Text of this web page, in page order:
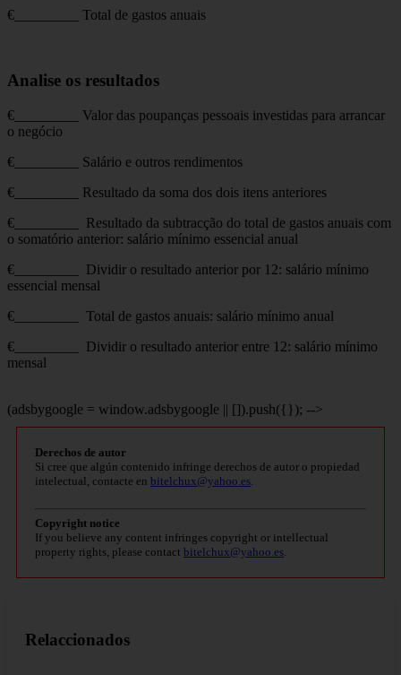
€_________ Total de gastos anuais
Analise os resultados
€_________ Valor das poupanças pessoais investidas para arrancar
o negócio
€_________ Salário e outros rendimentos
€_________ Resultado da soma dos dois itens anteriores
€_________ Resultado da subtracção do total de gastos anuais com
o somatório anterior: salário mínimo essencial anual
€_________ Dividir o resultado anterior por 12: salário mínimo
essencial mensal
€_________ Total de gastos anuais: salário mínimo anual
€_________ Dividir o resultado anterior entre 12: salário mínimo
mensal
(adsbygoogle = window.adsbygoogle || []).push({}); -->
Derechos de autor
Si cree que algún contenido infringe derechos de autor o propiedad
intelectual, contacte en bitelchux@yahoo.es
Copyright notice
If you believe any content infringes copyright or intellectual
property rights, please contact bitelchux@yahoo.es
Relaccionados